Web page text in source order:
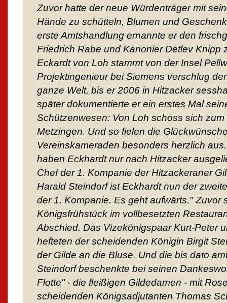
Zuvor hatte der neue Würdenträger mit
Hände zu schütteln, Blumen und
erste Amtshandlung ernannte er den
Friedrich Rabe und Kanonier Detlev Knipp
Eckardt von Loh stammt von der Insel
Projektingenieur bei Siemens verschlug
ganze Welt, bis er 2006 in Hitzacker
später dokumentierte er ein erstes Mal
Schützenwesen: Von Loh schoss sich
Metzingen. Und so fielen die
Vereinskameraden besonders herzlich
haben Eckhardt nur nach Hitzacker
Chef der 1. Kompanie der Hitzackeraner
Harald Steindorf ist Eckhardt nun der
der 1. Kompanie. Es geht aufwärts." Zuvor
Königsfrühstück im vollbesetzten
Abschied. Das Vizekönigspaar Kurt-Peter
hefteten der scheidenden Königin Birgit
der Gilde an die Bluse. Und die bis dato
Steindorf beschenkte bei seinen
Flotte" - die fleißigen Gildedamen - mit
scheidenden Königsadjutanten Thomas